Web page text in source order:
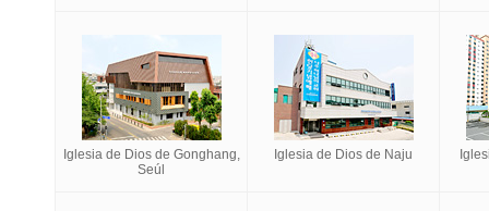
Iglesia de Dios de Gonghang,
Seúl
Iglesia de Dios de Naju